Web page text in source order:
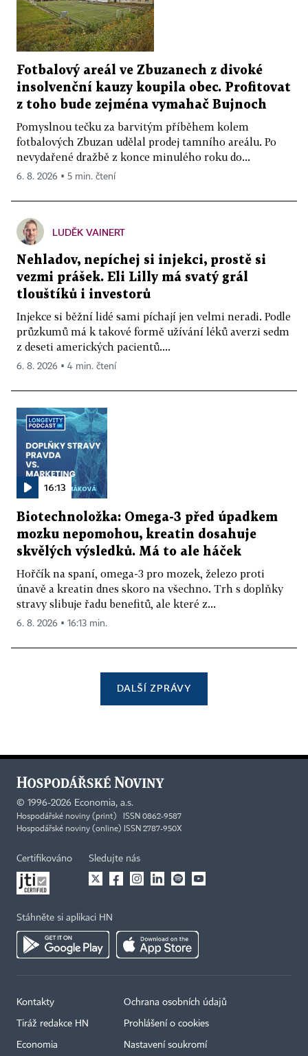
Fotbalový areál ve Zbuzanech z divoké
insolvenční kauzy koupila obec. Profitovat
z toho bude zejména vymahač Bujnoch
Pomyslnou tečku za barvitým příběhem kolem
fotbalových Zbuzan udělal prodej tamního areálu. Po
nevydařené dražbě z konce minulého roku do...
6. 8. 2026 ▪ 5 min. čtení
LUDĚK VAINERT
Nehladov, nepíchej si injekci, prostě si
vezmi prášek. Eli Lilly má svatý grál
tlouštíků i investorů
Injekce si běžní lidé sami píchají jen velmi neradi. Podle
průzkumů má k takové formě užívání léků averzi sedm
z deseti amerických pacientů....
6. 8. 2026 ▪ 4 min. čtení
16:13
Biotechnoložka: Omega-3 před úpadkem
mozku nepomohou, kreatin dosahuje
skvělých výsledků. Má to ale háček
Hořčík na spaní, omega-3 pro mozek, železo proti
únavě a kreatin dnes skoro na všechno. Trh s doplňky
stravy slibuje řadu benefitů, ale které z...
6. 8. 2026 ▪ 16:13 min.
DALŠÍ ZPRÁVY
© 1996-2026 Economia, a.s.
Hospodářské noviny (print) ISSN 0862-9587
Hospodářské noviny (online) ISSN 2787-950X
Certifikováno Sledujte nás
Stáhněte si aplikaci HN
Kontakty
Tiráž redakce HN
Economia
Ochrana osobních údajů
Prohlášení o cookies
Nastavení soukromí